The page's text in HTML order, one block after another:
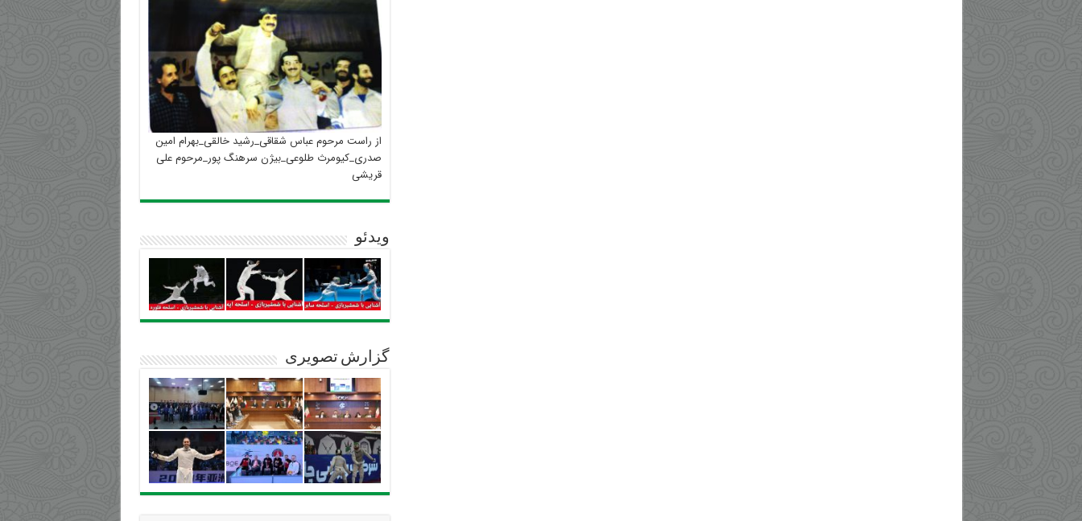
از راست مرحوم عباس شقاقی_رشید خالقی_بهرام امین
صدری_کیومرث طلوعی_بیژن سرهنگ پور_مرحوم علی
قریشی
ویدئو
گزارش تصویری